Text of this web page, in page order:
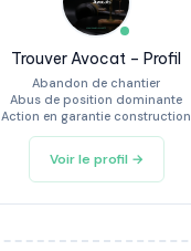
Trouver Avocat – Profil
Abandon de chantier
Abus de position dominante
Action en garantie construction
Voir le profil →